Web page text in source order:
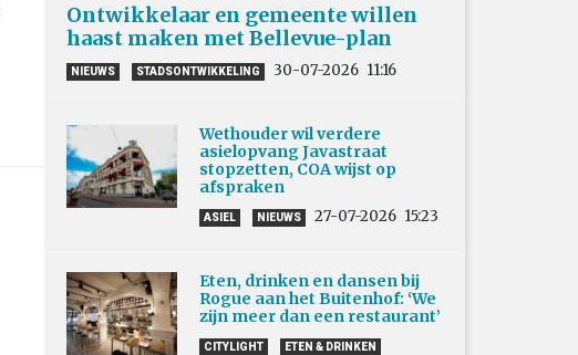
Ontwikkelaar en gemeente willen
haast maken met Bellevue-plan
NIEUWS STADSONTWIKKELING 30-07-2026 11:16
Wethouder wil verdere
asielopvang Javastraat
stopzetten, COA wijst op
afspraken
ASIEL NIEUWS 27-07-2026 15:23
Eten, drinken en dansen bij
Rogue aan het Buitenhof: ‘We
zijn meer dan een restaurant’
CITYLIGHT ETEN & DRINKEN